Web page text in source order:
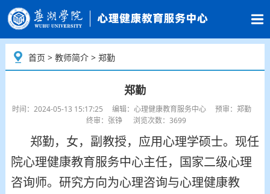
首页 >教师简介 > 郑勤
郑勤
时间：2024-05-13 15:17:25 编辑：心理健康教育服务中心 预审：郑勤
终审：张铮 浏览次数：3699
郑勤，女，副教授，应用心理学硕士。现任
院心理健康教育服务中心主任，国家二级心理
咨询师。研究方向为心理咨询与心理健康教